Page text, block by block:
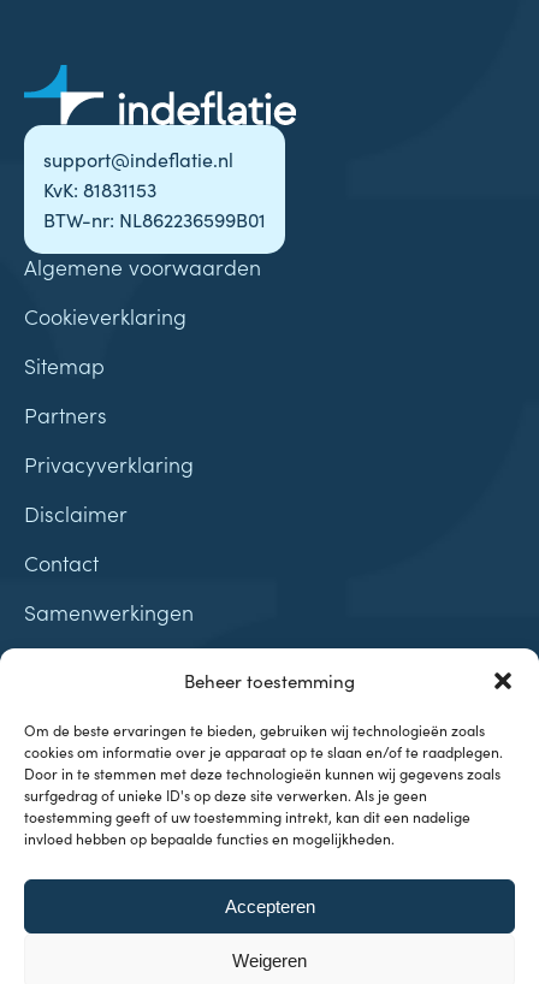
Beheer toestemming
Om de beste ervaringen te bieden, gebruiken wij technologieën zoals
cookies om informatie over je apparaat op te slaan en/of te raadplegen.
Door in te stemmen met deze technologieën kunnen wij gegevens zoals
surfgedrag of unieke ID's op deze site verwerken. Als je geen
toestemming geeft of uw toestemming intrekt, kan dit een nadelige
invloed hebben op bepaalde functies en mogelijkheden.
Accepteren
Weigeren
support@indeflatie.nl
KvK: 81831153
BTW-nr: NL862236599B01
Algemene voorwaarden
Cookieverklaring
Sitemap
Partners
Privacyverklaring
Disclaimer
Contact
Samenwerkingen
Onderwerpen
Investeren & Beleggen
Inflatie & Deflatie
Koopkracht